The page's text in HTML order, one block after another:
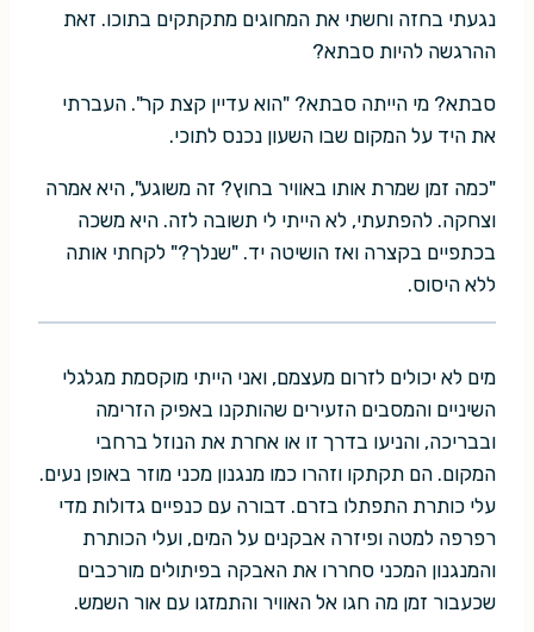
נגעתי בחזה וחשתי את המחוגים מתקתקים בתוכו. זאת
ההרגשה להיות סבתא?
סבתא? מי הייתה סבתא? "הוא עדיין קצת קר". העברתי
את היד על המקום שבו השעון נכנס לתוכי.
"כמה זמן שמרת אותו באוויר בחוץ? זה משוגע", היא אמרה
וצחקה. להפתעתי, לא הייתי לי תשובה לזה. היא משכה
בכתפיים בקצרה ואז הושיטה יד. "שנלך?" לקחתי אותה
ללא היסוס.
מים לא יכולים לזרום מעצמם, ואני הייתי מוקסמת מגלגלי
השיניים והמסבים הזעירים שהותקנו באפיק הזרימה
ובבריכה, והניעו בדרך זו או אחרת את הנוזל ברחבי
המקום. הם תקתקו וזהרו כמו מנגנון מכני מוזר באופן נעים.
עלי כותרת התפתלו בזרם. דבורה עם כנפיים גדולות מדי
רפרפה למטה ופיזרה אבקנים על המים, ועלי הכותרת
והמנגנון המכני סחררו את האבקה בפיתולים מורכבים
שכעבור זמן מה חגו אל האוויר והתמזגו עם אור השמש.